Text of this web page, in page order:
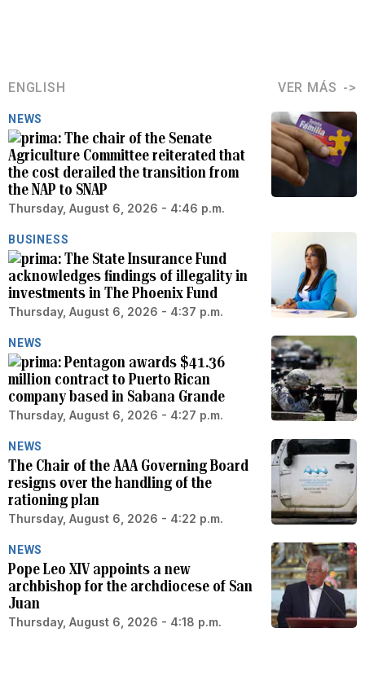
ENGLISH VER MÁS
NEWS
The chair of the Senate
Agriculture Committee reiterated that
the cost derailed the transition from
the NAP to SNAP
Thursday, August 6, 2026 - 4:46 p.m.
BUSINESS
The State Insurance Fund
acknowledges findings of illegality in
investments in The Phoenix Fund
Thursday, August 6, 2026 - 4:37 p.m.
NEWS
Pentagon awards $41.36
million contract to Puerto Rican
company based in Sabana Grande
Thursday, August 6, 2026 - 4:27 p.m.
NEWS
The Chair of the AAA Governing Board
resigns over the handling of the
rationing plan
Thursday, August 6, 2026 - 4:22 p.m.
NEWS
Pope Leo XIV appoints a new
archbishop for the archdiocese of San
Juan
Thursday, August 6, 2026 - 4:18 p.m.